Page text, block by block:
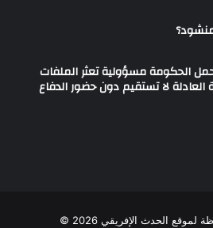
الحكومة مسؤولية تعثر الملفات
العادلة لا تستقيم دون حضور الدفاع
الحدث الإفريقي 2026 ©